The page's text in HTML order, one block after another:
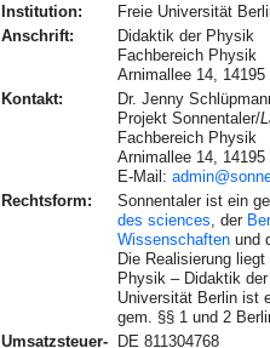
Institution:
Freie Universität
Anschrift:
Didaktik der Physik
Fachbereich Physik
Arnimallee 14, 14195
Kontakt:
Dr. Jenny
Projekt Sonnentaler/
Fachbereich Physik
Arnimallee 14, 14195
E-Mail :
Rechtsform:
Sonnentaler ist ein
des sciences, der
Wissenschaften und
Die Realisierung
Physik – Didaktik
Universität Berlin ist
gem. §§ 1 und 2
Umsatzsteuer-
DE 811304768